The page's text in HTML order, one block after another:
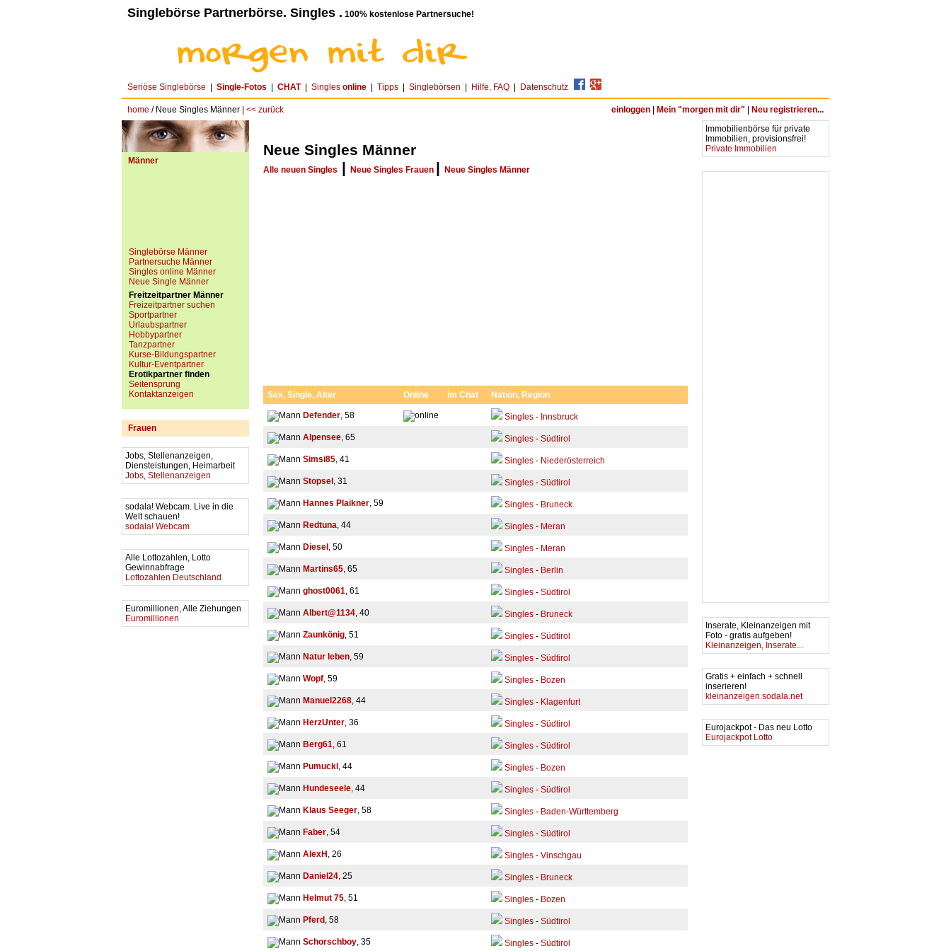
Singlebörse Partnerbörse. Singles . 100% kostenlose Partnersuche!
Seriöse Singlebörse Single-Fotos CHAT| Singles online Tipps Singlebörsen Hilfe, FAQ Datenschutz
home / Neue Singles Männer | << zurück einloggen Mein "morgen mit dir" Neu registrieren...
Männer
Singlebörse Männer
Partnersuche Männer
Singles online Männer
Neue Single Männer
Freitzeitpartner Männer
Freizeitpartner suchen
Sportpartner
Urlaubspartner
Hobbypartner
Tanzpartner
Kurse-Bildungspartner
Kultur-Eventpartner
Erotikpartner finden
Seitensprung
Kontaktanzeigen
Frauen
Jobs, Stellenanzeigen,
Diensteistungen, Heimarbeit
Jobs, Stellenanzeigen
sodala! Webcam. Live in die
Welt schauen!
sodala! Webcam
Alle Lottozahlen, Lotto
Gewinnabfrage
Lottozahlen Deutschland
Euromillionen, Alle Ziehungen
Euromillionen
Neue Singles Männer
Alle neuen Singles | Neue Singles Frauen | Neue Singles Männer
Sex, Single, Alter Online im Chat Nation, Region
Defender, 58 Singles - Innsbruck
Alpensee, 65 Singles - Südtirol
Simsi85, 41 Singles - Niederösterreich
Stopsel , 31 Singles - Südtirol
Hannes Plaikner, 59 Singles - Bruneck
Redtuna, 44 Singles - Meran
Diesel , 50 Singles - Meran
Martins65, 65 Singles - Berlin
ghost0061, 61 Singles - Südtirol
Albert@1134, 40 Singles - Bruneck
Zaunkönig, 51 Singles - Südtirol
Natur leben, 59 Singles - Südtirol
Wopf, 59 Singles - Bozen
Manuel2268, 44 Singles - Klagenfurt
HerzUnter, 36 Singles - Südtirol
Berg61, 61 Singles - Südtirol
Pumuckl , 44 Singles - Bozen
Hundeseele, 44 Singles - Südtirol
Klaus Seeger, 58 Singles - Baden-Württemberg
Faber, 54 Singles - Südtirol
AlexH , 26 Singles - Vinschgau
Daniel24, 25 Singles - Bruneck
Helmut 75, 51 Singles - Bozen
Pferd , 58 Singles - Südtirol
Schorschboy, 35 Singles - Südtirol
Immobilienbörse für private
Immobilien, provisionsfrei!
Private Immobilien
Inserate, Kleinanzeigen mit
Foto - gratis aufgeben!
Kleinanzeigen, Inserate...
Gratis + einfach + schnell
inserieren!
kleinanzeigen.sodala.net
Eurojackpot - Das neu Lotto
Eurojackpot Lotto